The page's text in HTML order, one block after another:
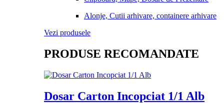
Alonje, Cutii arhivare, containere arhivare
Vezi produsele
PRODUSE RECOMANDATE
Dosar Carton Incopciat 1/1 Alb